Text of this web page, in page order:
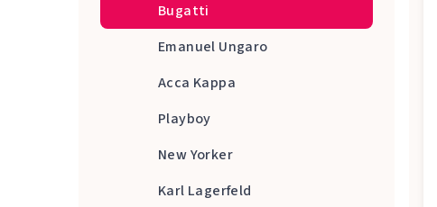
Bugatti
Emanuel Ungaro
Acca Kappa
Playboy
New Yorker
Karl Lagerfeld